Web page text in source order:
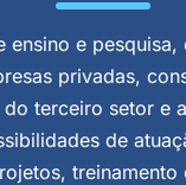
ensino e pesquisa,
privadas,
terceiro setor e
de
treinamento